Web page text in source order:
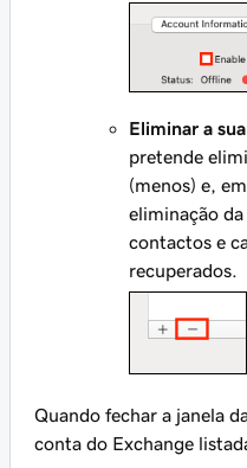
Eliminar a
pretende
(menos) e,
eliminação da
contactos e
recuperados.
Quando fechar a janela
conta do Exchange